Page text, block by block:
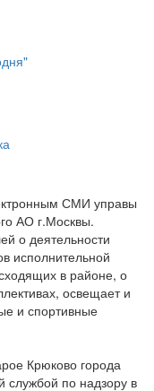
СМИ управы
АО г.Москвы.
о деятельности
исполнительной
в районе, о
освещает и
и спортивные
Крюково города
службой по надзору в